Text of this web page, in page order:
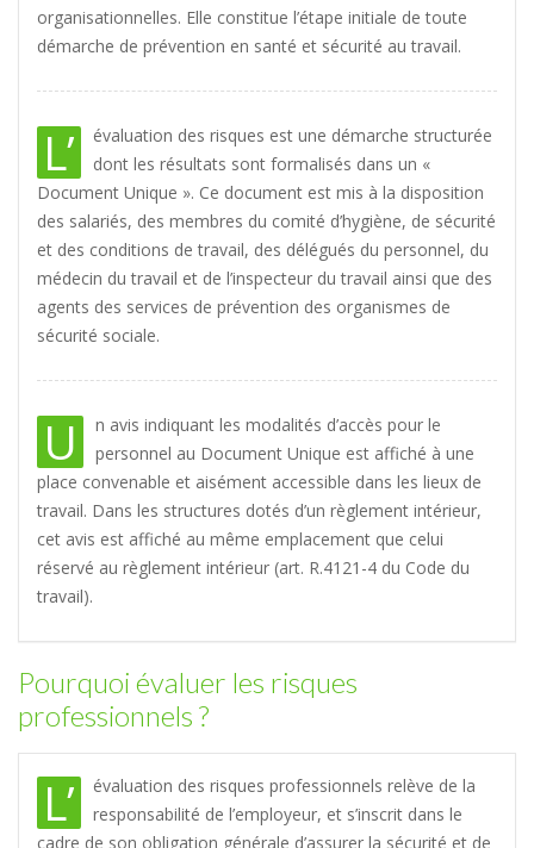
organisationnelles. Elle constitue l’étape initiale de toute
démarche de prévention en santé et sécurité au travail.
L’
évaluation des risques est une démarche structurée
dont les résultats sont formalisés dans un «
Document Unique ». Ce document est mis à la disposition
des salariés, des membres du comité d’hygiène, de sécurité
et des conditions de travail, des délégués du personnel, du
médecin du travail et de l’inspecteur du travail ainsi que des
agents des services de prévention des organismes de
sécurité sociale.
U
n avis indiquant les modalités d’accès pour le
personnel au Document Unique est affiché à une
place convenable et aisément accessible dans les lieux de
travail. Dans les structures dotés d’un règlement intérieur,
cet avis est affiché au même emplacement que celui
réservé au règlement intérieur (art. R.4121-4 du Code du
travail).
Pourquoi évaluer les risques
professionnels ?
L’
évaluation des risques professionnels relève de la
responsabilité de l’employeur, et s’inscrit dans le
cadre de son obligation générale d’assurer la sécurité et de